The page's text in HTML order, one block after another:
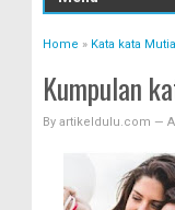
Home » Kata kata
Kumpulan
By artikeldulu.com —